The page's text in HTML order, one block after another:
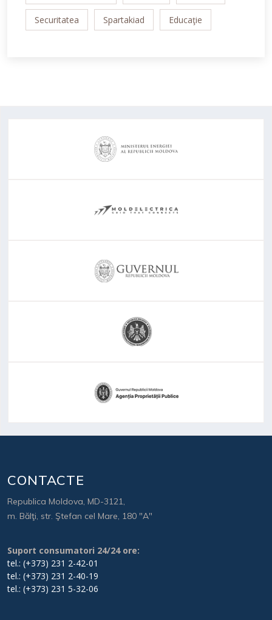
Securitatea Spartakiad Educaţie
CONTACTE
Republica Moldova, MD-3121,
m. Bălţi, str. Ştefan cel Mare, 180 "A"
Suport consumatori 24/24 ore:
tel.: (+373) 231 2-42-01
tel.: (+373) 231 2-40-19
tel.: (+373) 231 5-32-06